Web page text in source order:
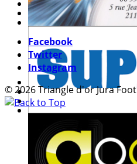
Facebook
Twitter
Instagram
© 2026 Triangle d'or Jura Foot